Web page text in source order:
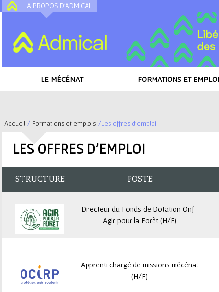
A PROPOS D'ADMICAL
LE MÉCÉNAT FORMATIONS ET
t
Accueil / Formations et emplois /Les offres d'emploi
LES OFFRES D'EMPLOI
STRUCTURE POSTE
Directeur du Fonds de Dotation Onf-
Agir pour la Forêt (H/F)
Apprenti chargé de missions mécénat
(H/F)